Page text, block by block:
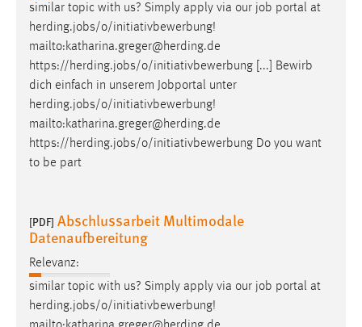
similar topic with us? Simply apply via our job portal at
herding.jobs/o/initiativbewerbung!
mailto:katharina.greger@herding.de
https://herding.jobs/o/initiativbewerbung [...] Bewirb
dich einfach in unserem Jobportal unter
herding.jobs/o/initiativbewerbung!
mailto:katharina.greger@herding.de
https://herding.jobs/o/initiativbewerbung Do you want
to be part
[PDF] Abschlussarbeit Multimodale
Datenaufbereitung
Relevanz:
similar topic with us? Simply apply via our job portal at
herding.jobs/o/initiativbewerbung!